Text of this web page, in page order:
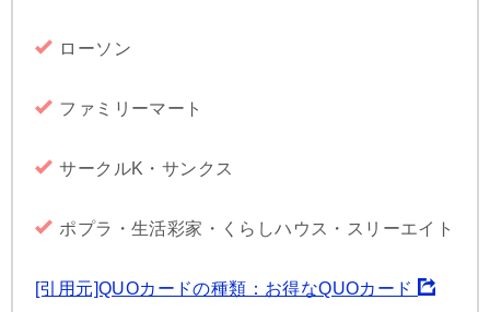
ローソン
ファミリーマート
サークルK・サンクス
ポプラ・生活彩家・くらしハウス・スリーエイト
[引用元]QUOカードの種類：お得なQUOカード